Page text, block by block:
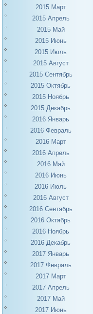
2015 Март
2015 Апрель
2015 Май
2015 Июнь
2015 Июль
2015 Август
2015 Сентябрь
2015 Октябрь
2015 Ноябрь
2015 Декабрь
2016 Январь
2016 Февраль
2016 Март
2016 Апрель
2016 Май
2016 Июнь
2016 Июль
2016 Август
2016 Сентябрь
2016 Октябрь
2016 Ноябрь
2016 Декабрь
2017 Январь
2017 Февраль
2017 Март
2017 Апрель
2017 Май
2017 Июнь